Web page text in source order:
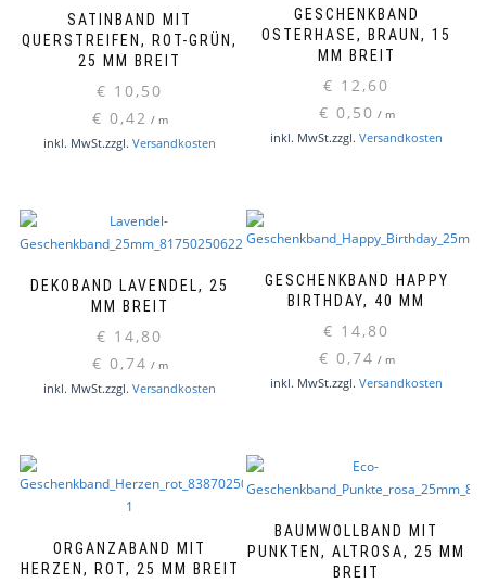
SATINBAND MIT
QUERSTREIFEN, ROT-GRÜN,
25 MM BREIT
€ 10,50
€ 0,42 / m
inkl. MwSt.zzgl. Versandkosten
GESCHENKBAND
OSTERHASE, BRAUN, 15
MM BREIT
€ 12,60
€ 0,50 / m
inkl. MwSt.zzgl. Versandkosten
DEKOBAND LAVENDEL, 25
MM BREIT
€ 14,80
€ 0,74 / m
inkl. MwSt.zzgl. Versandkosten
GESCHENKBAND HAPPY
BIRTHDAY, 40 MM
€ 14,80
€ 0,74 / m
inkl. MwSt.zzgl. Versandkosten
ORGANZABAND MIT
HERZEN, ROT, 25 MM BREIT
BAUMWOLLBAND MIT
PUNKTEN, ALTROSA, 25 MM
BREIT